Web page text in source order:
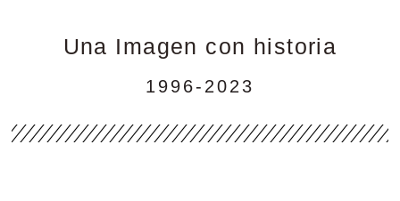
Una Imagen con historia
1996-2023